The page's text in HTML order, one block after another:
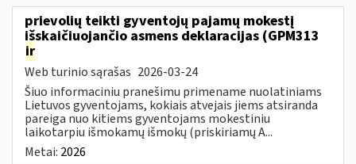
prievolių teikti gyventojų pajamų mokestį
išskaičiuojančio asmens deklaracijas (GPM313
ir
Web turinio sąrašas 2026-03-24
Šiuo informaciniu pranešimu primename nuolatiniams
Lietuvos gyventojams, kokiais atvejais jiems atsiranda
pareiga nuo kitiems gyventojams mokestiniu
laikotarpiu išmokamų išmokų (priskiriamų A...
Metai: 2026